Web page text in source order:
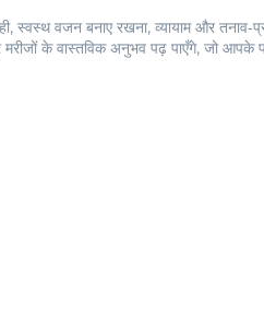
स्वस्थ वजन बनाए रखना, व्यायाम और
के वास्तविक अनुभव पढ़ पाएँगे, जो आपके